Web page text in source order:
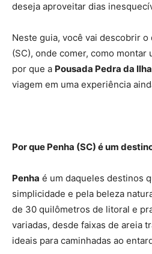
deseja aproveitar dias
Neste guia, você vai descobrir o
(SC), onde comer, como
por que a Pousada Pedra da Ilha
viagem em uma experiência
Por que Penha (SC) é um
Penha é um daqueles destinos
simplicidade e pela beleza
de 30 quilômetros de litoral e
variadas, desde faixas de areia
ideais para caminhadas ao